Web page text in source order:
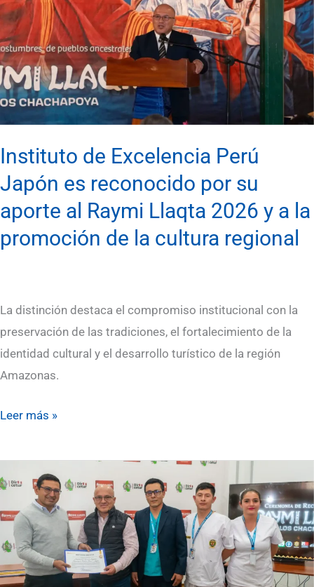
Instituto de Excelencia Perú
Japón es reconocido por su
aporte al Raymi Llaqta 2026 y a la
promoción de la cultura regional
La distinción destaca el compromiso institucional con la
preservación de las tradiciones, el fortalecimiento de la
identidad cultural y el desarrollo turístico de la región
Amazonas.
Perú
Japón
es
reconocido
por
su
aporte
Raymi
Llaqta
2026
de
regional
Leer más »
de
Auxilios
Reacción
Rápida